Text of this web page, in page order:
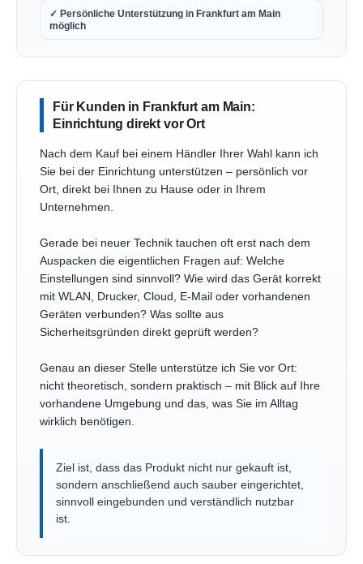
✓ Persönliche Unterstützung in Frankfurt am Main
möglich
Für Kunden in Frankfurt am Main:
Einrichtung direkt vor Ort
Nach dem Kauf bei einem Händler Ihrer Wahl kann ich
Sie bei der Einrichtung unterstützen – persönlich vor
Ort, direkt bei Ihnen zu Hause oder in Ihrem
Unternehmen.
Gerade bei neuer Technik tauchen oft erst nach dem
Auspacken die eigentlichen Fragen auf: Welche
Einstellungen sind sinnvoll? Wie wird das Gerät korrekt
mit WLAN, Drucker, Cloud, E-Mail oder vorhandenen
Geräten verbunden? Was sollte aus
Sicherheitsgründen direkt geprüft werden?
Genau an dieser Stelle unterstütze ich Sie vor Ort:
nicht theoretisch, sondern praktisch – mit Blick auf Ihre
vorhandene Umgebung und das, was Sie im Alltag
wirklich benötigen.
Ziel ist, dass das Produkt nicht nur gekauft ist,
sondern anschließend auch sauber eingerichtet,
sinnvoll eingebunden und verständlich nutzbar
ist.